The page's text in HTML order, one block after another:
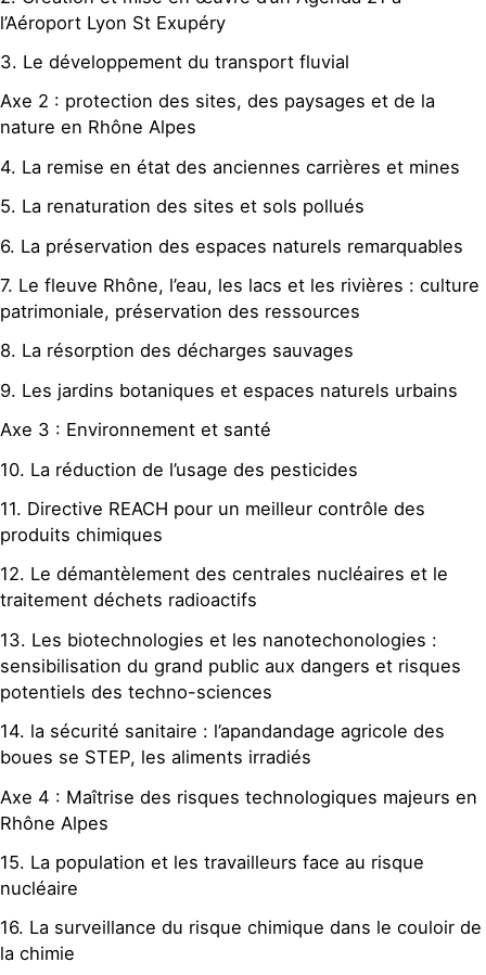
l’Aéroport Lyon St Exupéry
3. Le développement du transport fluvial
Axe 2 : protection des sites, des paysages et de la
nature en Rhône Alpes
4. La remise en état des anciennes carrières et mines
5. La renaturation des sites et sols pollués
6. La préservation des espaces naturels remarquables
7. Le fleuve Rhône, l’eau, les lacs et les rivières : culture
patrimoniale, préservation des ressources
8. La résorption des décharges sauvages
9. Les jardins botaniques et espaces naturels urbains
Axe 3 : Environnement et santé
10. La réduction de l’usage des pesticides
11. Directive REACH pour un meilleur contrôle des
produits chimiques
12. Le démantèlement des centrales nucléaires et le
traitement déchets radioactifs
13. Les biotechnologies et les nanotechonologies :
sensibilisation du grand public aux dangers et risques
potentiels des techno-sciences
14. la sécurité sanitaire : l’apandandage agricole des
boues se STEP, les aliments irradiés
Axe 4 : Maîtrise des risques technologiques majeurs en
Rhône Alpes
15. La population et les travailleurs face au risque
nucléaire
16. La surveillance du risque chimique dans le couloir de
la chimie